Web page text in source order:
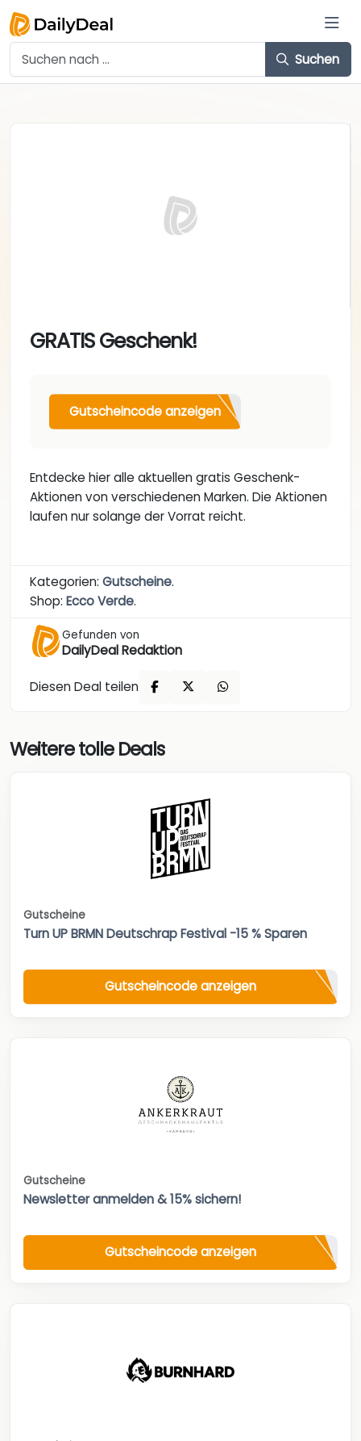
Suchen
GRATIS Geschenk!
Gutscheincode anzeigen
Entdecke hier alle aktuellen gratis Geschenk-
Aktionen von verschiedenen Marken. Die Aktionen
laufen nur solange der Vorrat reicht.
Kategorien: Gutscheine.
Shop: Ecco Verde.
Gefunden von
DailyDeal Redaktion
Diesen Deal teilen
Weitere tolle Deals
Gutscheine
Turn UP BRMN Deutschrap Festival -15 % Sparen
Gutscheincode anzeigen
Gutscheine
Newsletter anmelden & 15% sichern!
Gutscheincode anzeigen